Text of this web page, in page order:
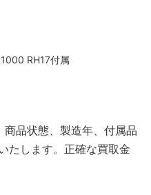
品状態、製造年、付属品
たします。正確な買取金